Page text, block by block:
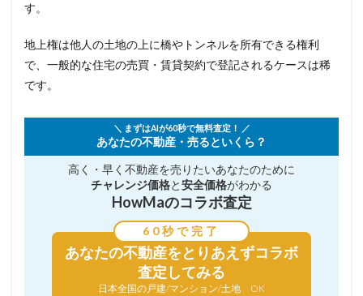
す。
地上権は他人の土地の上に橋やトンネルを所有できる権利
で、一般的な住宅の売買・賃貸契約で登記されるケースは稀
です。
＼ まずはAIが60秒で無料査定！ ／
あなたの不動産・売るといくら？
高く・早く不動産を売りたいあなたのために
チャレンジ価格と安全価格がわかる
HowMaのコラボ査定
60秒で完了
あなたの不動産をとりあえずコラボ
査定してみる
日本全国の戸建/マンション/土地 OK